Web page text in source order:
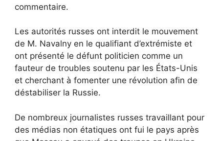
commentaire.
Les autorités russes ont interdit le mouvement
de M. Navalny en le qualifiant d’extrémiste et
ont présenté le défunt politicien comme un
fauteur de troubles soutenu par les États-Unis
et cherchant à fomenter une révolution afin de
déstabiliser la Russie.
De nombreux journalistes russes travaillant pour
des médias non étatiques ont fui le pays après